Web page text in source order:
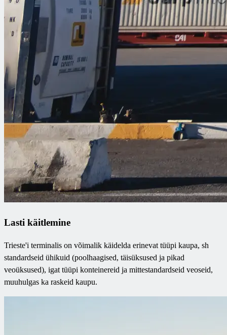
Lasti käitlemine
Trieste'i terminalis on võimalik käidelda erinevat tüüpi kaupa, sh
standardseid ühikuid (poolhaagised, täisüksused ja pikad
veoüksused), igat tüüpi konteinereid ja mittestandardseid veoseid,
muuhulgas ka raskeid kaupu.